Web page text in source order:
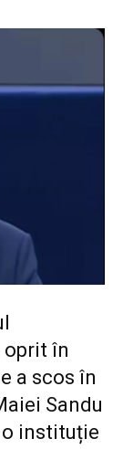
oprit în
a scos în
Sandu
o instituție